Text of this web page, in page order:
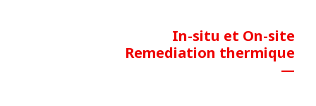
In-situ et On-site
Remediation thermique
—